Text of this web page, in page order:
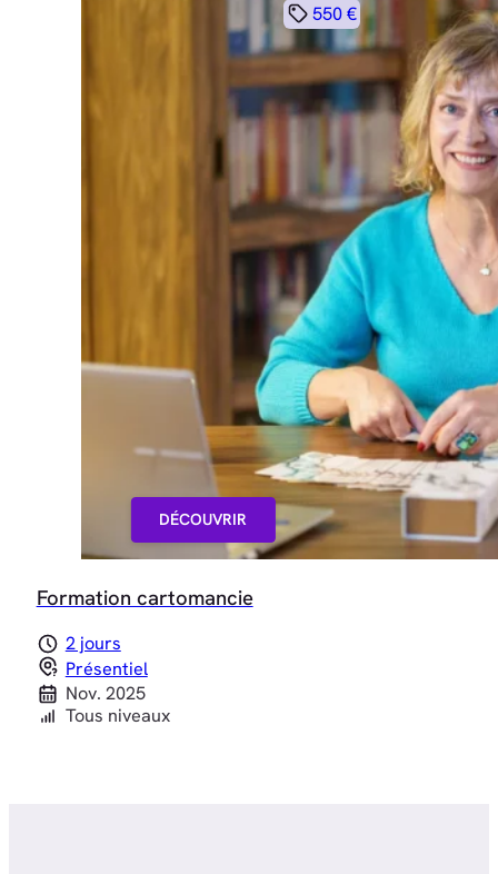
DÉCOUVRIR
550 €
Formation cartomancie
2 jours
Présentiel
Nov. 2025
Tous niveaux